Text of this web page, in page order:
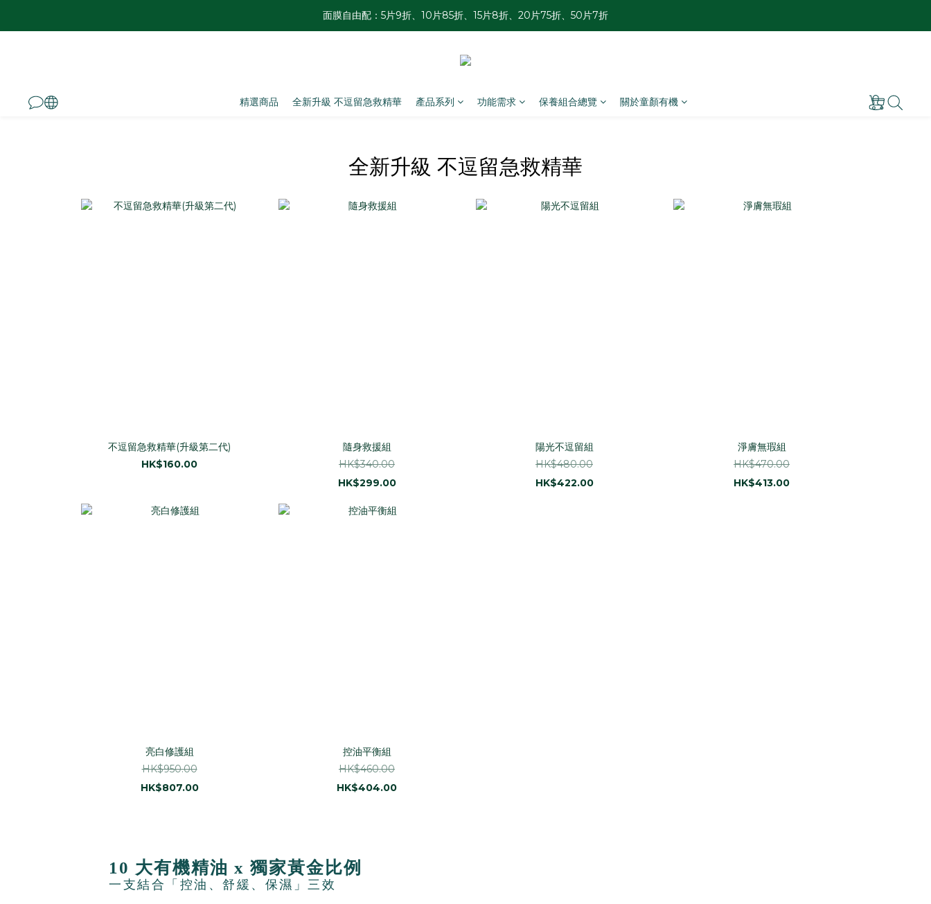
香港訂單滿HKD 300免運 ︱澳門訂單滿HKD 600免運
面膜自由配：5片9折、10片85折、15片8折、20片75折、50片7折
精選商品
全新升級 不逗留急救精華 產品系列 功能需求 保養組合總覽 關於童顏有機
全新升級 不逗留急救精華
不逗留急救精華(升級第二代)
HK$160.00
隨身救援組
HK$340.00
HK$299.00
陽光不逗留組
HK$480.00
HK$422.00
淨膚無瑕組
HK$470.00
HK$413.00
亮白修護組
HK$950.00
HK$807.00
控油平衡組
HK$460.00
HK$404.00
10 大有機精油 x 獨家黃金比例
一支結合「控油、舒緩、保濕」三效